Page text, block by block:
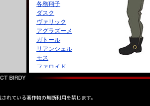
各務翔子
ダスク
ヴァリック
アグラズーメ
ガトール
リアンシェル
モス
ファロイド
タセラ
れている著作物の無断利用を禁じます。